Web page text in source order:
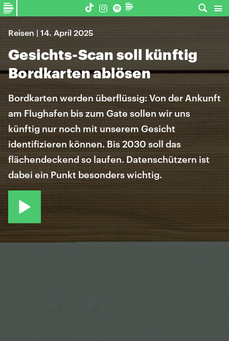
Reisen | 14. April 2025
Gesichts-Scan soll künftig
Bordkarten ablösen
Bordkarten werden überflüssig: Von der Ankunft
am Flughafen bis zum Gate sollen wir uns
künftig nur noch mit unserem Gesicht
identifizieren können. Bis 2030 soll das
flächendeckend so laufen. Datenschützern ist
dabei ein Punkt besonders wichtig.